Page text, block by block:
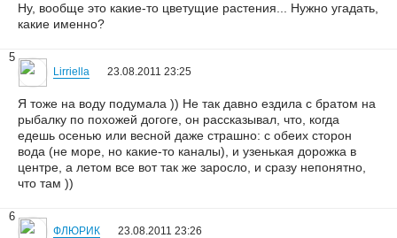
Ну, вообще это какие-то цветущие растения... Нужно угадать,
какие именно?
5
Lirriella 23.08.2011 23:25
Я тоже на воду подумала )) Не так давно ездила с братом на
рыбалку по похожей догоге, он рассказывал, что, когда
едешь осенью или весной даже страшно: с обеих сторон
вода (не море, но какие-то каналы), и узенькая дорожка в
центре, а летом все вот так же заросло, и сразу непонятно,
что там ))
6
ФЛЮРИК 23.08.2011 23:26